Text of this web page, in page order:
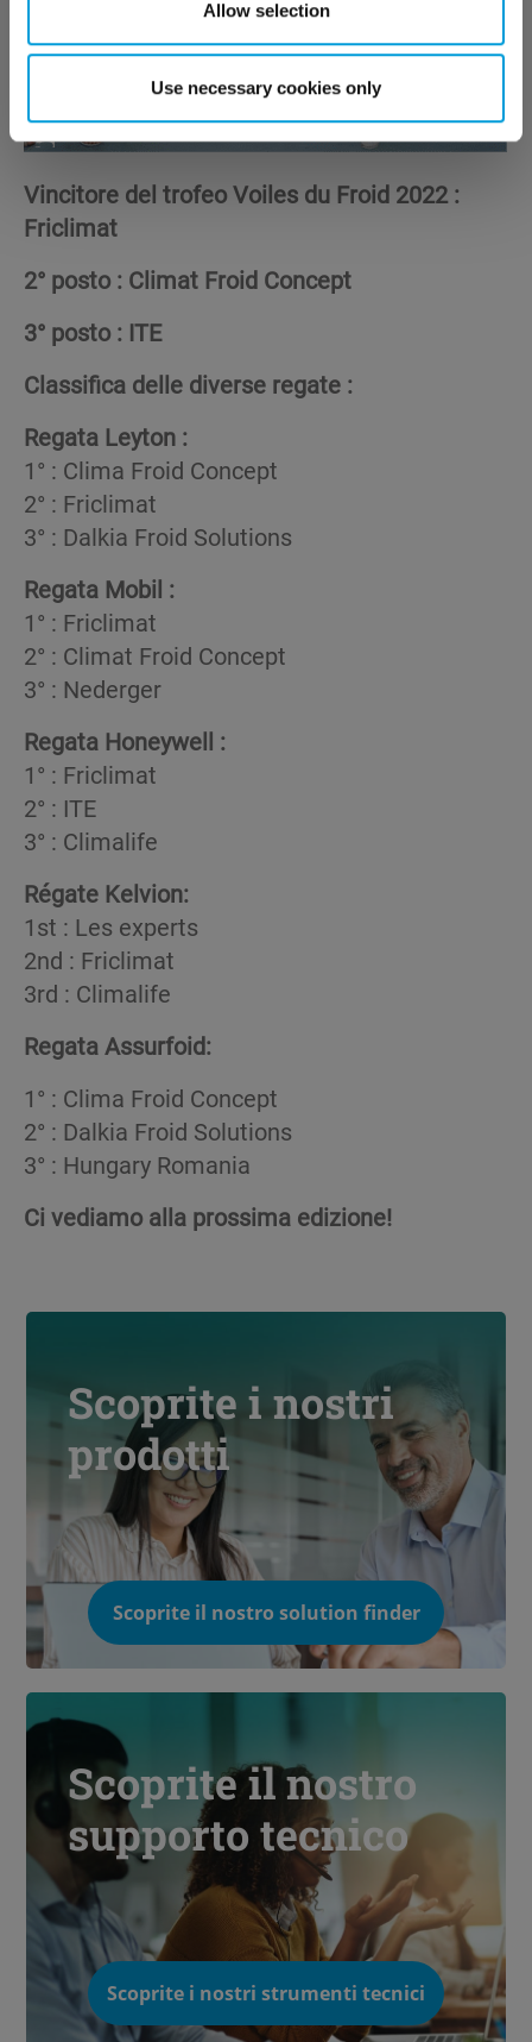
Allow selection
Use necessary cookies only
Vincitore del trofeo Voiles du Froid 2022 :
Friclimat
2° posto : Climat Froid Concept
3° posto : ITE
Classifica delle diverse regate :
Regata Leyton :
1° : Clima Froid Concept
2° : Friclimat
3° : Dalkia Froid Solutions
Regata Mobil :
1° : Friclimat
2° : Climat Froid Concept
3° : Nederger
Regata Honeywell :
1° : Friclimat
2° : ITE
3° : Climalife
Régate Kelvion:
1st : Les experts
2nd : Friclimat
3rd : Climalife
Regata Assurfoid:
1° : Clima Froid Concept
2° : Dalkia Froid Solutions
3° : Hungary Romania
Ci vediamo alla prossima edizione!
Scoprite i nostri
prodotti
Scoprite il nostro solution finder
Scoprite il nostro
supporto tecnico
Scoprite i nostri strumenti tecnici